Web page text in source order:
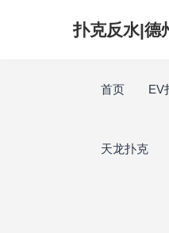
扑克反水|德
首页 EV
天龙扑克